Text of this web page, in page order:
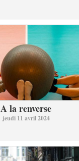
A la renverse
jeudi 11 avril 2024